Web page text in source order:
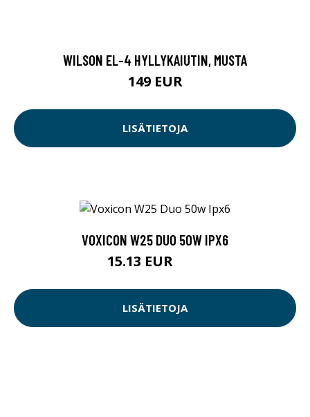
WILSON EL-4 HYLLYKAIUTIN, MUSTA
149 EUR
LISÄTIETOJA
VOXICON W25 DUO 50W IPX6
15.13 EUR
LISÄTIETOJA